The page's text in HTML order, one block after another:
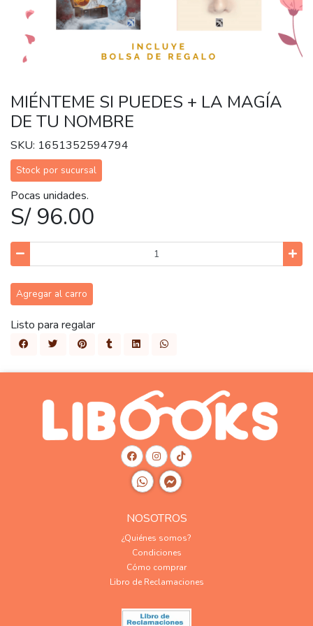
MIÉNTEME SI PUEDES + LA MAGÍA
DE TU NOMBRE
SKU: 1651352594794
Stock por sucursal
Pocas unidades.
S/ 96.00
Agregar al carro
Listo para regalar
NOSOTROS
¿Quiénes somos?
Condiciones
Cómo comprar
Libro de Reclamaciones